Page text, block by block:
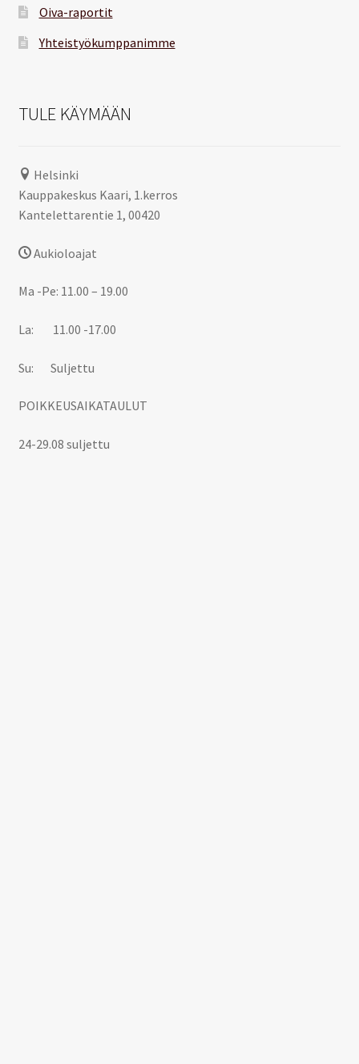
Oiva-raportit
Yhteistyökumppanimme
TULE KÄYMÄÄN
Helsinki
Kauppakeskus Kaari, 1.kerros
Kantelettarentie 1, 00420
Aukioloajat
Ma -Pe: 11.00 – 19.00
La: 11.00 -17.00
Su: Suljettu
POIKKEUSAIKATAULUT
24-29.08 suljettu